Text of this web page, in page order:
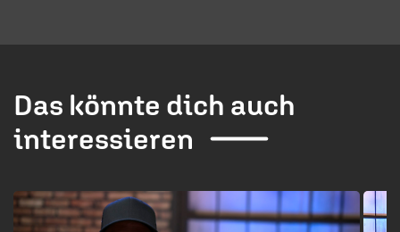
Das könnte dich auch
interessieren